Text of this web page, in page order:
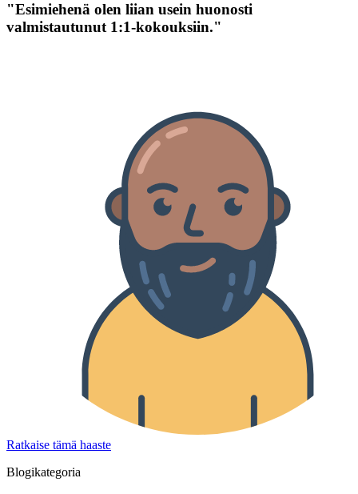
"Esimiehenä olen liian usein huonosti
valmistautunut 1:1-kokouksiin."
Ratkaise tämä haaste
Blogikategoria